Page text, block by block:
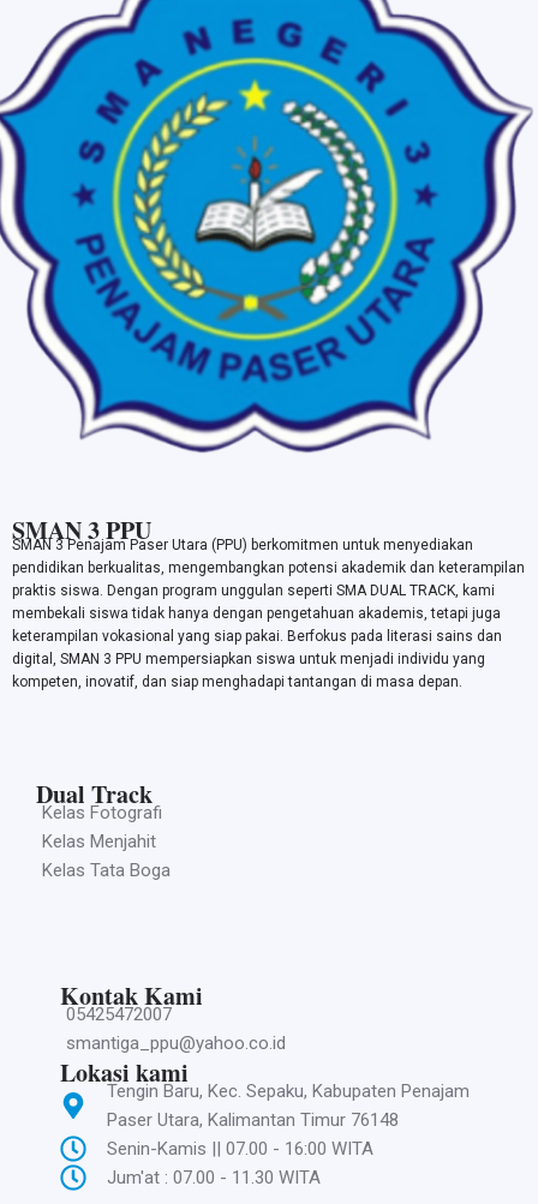
SMAN 3 PPU
SMAN 3 Penajam Paser Utara (PPU) berkomitmen untuk menyediakan
pendidikan berkualitas, mengembangkan potensi akademik dan keterampilan
praktis siswa. Dengan program unggulan seperti SMA DUAL TRACK, kami
membekali siswa tidak hanya dengan pengetahuan akademis, tetapi juga
keterampilan vokasional yang siap pakai. Berfokus pada literasi sains dan
digital, SMAN 3 PPU mempersiapkan siswa untuk menjadi individu yang
kompeten, inovatif, dan siap menghadapi tantangan di masa depan.
Dual Track
Kelas Fotografi
Kelas Menjahit
Kelas Tata Boga
Kontak Kami
05425472007
smantiga_ppu@yahoo.co.id
Lokasi kami
Tengin Baru, Kec. Sepaku, Kabupaten Penajam
Paser Utara, Kalimantan Timur 76148
Senin-Kamis || 07.00 - 16:00 WITA
Jum'at : 07.00 - 11.30 WITA